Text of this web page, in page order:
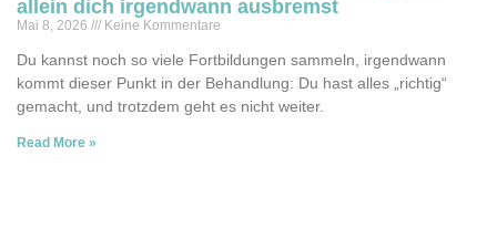
allein dich irgendwann ausbremst
Mai 8, 2026 Keine Kommentare
Du kannst noch so viele Fortbildungen sammeln, irgendwann
kommt dieser Punkt in der Behandlung: Du hast alles „richtig“
gemacht, und trotzdem geht es nicht weiter.
Read More »